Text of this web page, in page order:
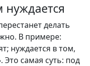
нуждается
делать
В примере:
нуждается в том,
Это самая суть: под